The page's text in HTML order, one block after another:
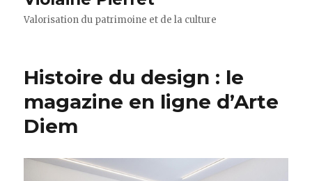
Valorisation du patrimoine et de la culture
Histoire du design : le
magazine en ligne d’Arte
Diem